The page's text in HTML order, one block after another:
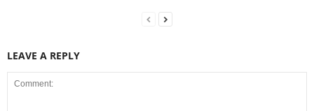
LEAVE A REPLY